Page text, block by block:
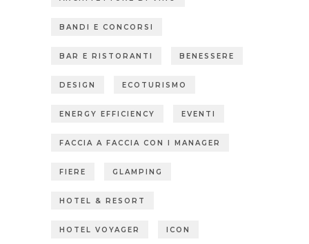
BANDI E CONCORSI
BAR E RISTORANTI BENESSERE
DESIGN ECOTURISMO
ENERGY EFFICIENCY EVENTI
FACCIA A FACCIA CON I MANAGER
FIERE GLAMPING
HOTEL & RESORT
HOTEL VOYAGER ICON